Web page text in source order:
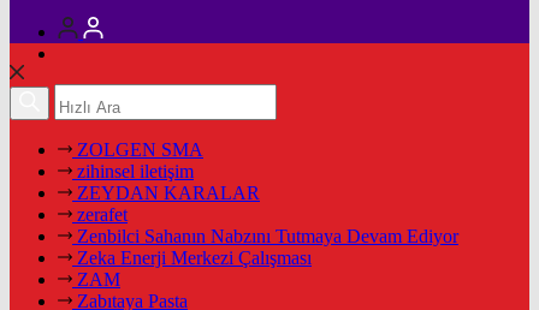
ZOLGEN SMA
zihinsel iletişim
ZEYDAN KARALAR
zerafet
Zenbilci Sahanın Nabzını Tutmaya Devam Ediyor
Zeka Enerji Merkezi Çalışması
ZAM
Zabıtaya Pasta